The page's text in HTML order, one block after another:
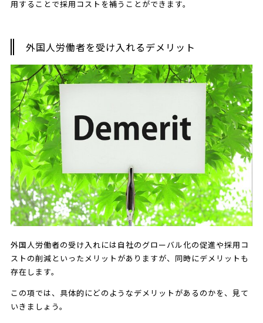
用することで採用コストを補うことができます。
外国人労働者を受け入れるデメリット
外国人労働者の受け入れには自社のグローバル化の促進や採用コ
ストの削減といったメリットがありますが、同時にデメリットも
存在します。
この項では、具体的にどのようなデメリットがあるのかを、見て
いきましょう。